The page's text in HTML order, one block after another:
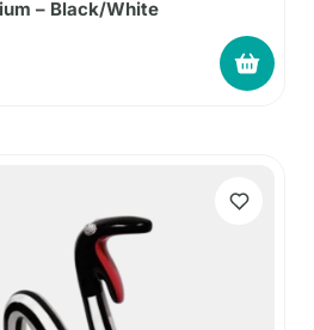
– Black/White